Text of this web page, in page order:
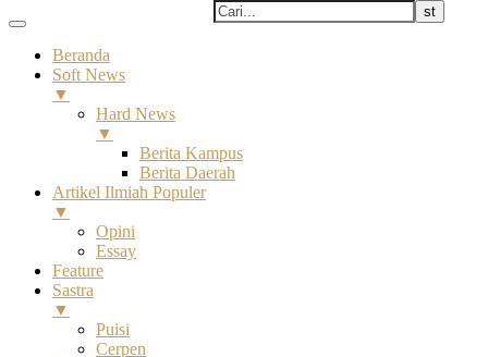
Beranda
Soft News
▼
Hard News
▼
Berita Kampus
Berita Daerah
Artikel Ilmiah Populer
▼
Opini
Essay
Feature
Sastra
▼
Puisi
Cerpen